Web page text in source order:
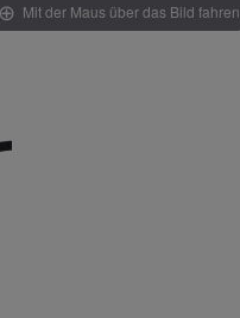
Mit der Maus über das Bild fahren